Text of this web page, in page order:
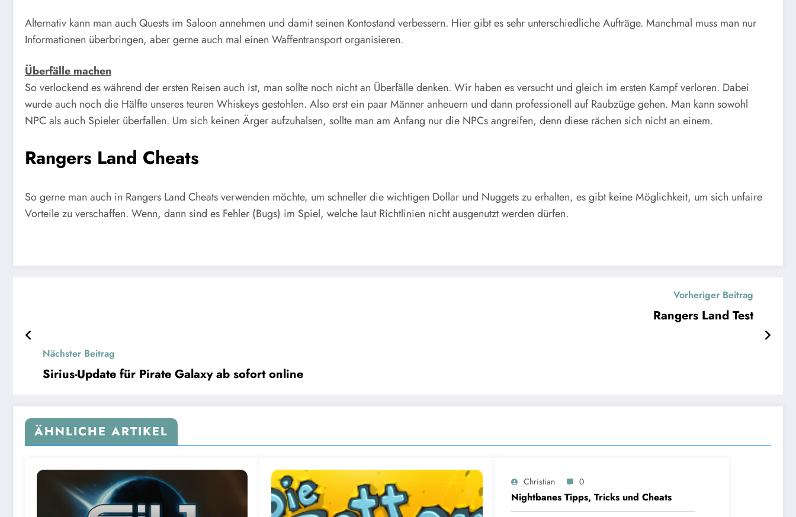
Alternativ kann man auch Quests im Saloon annehmen und damit seinen Kontostand verbessern. Hier gibt es sehr unterschiedliche Aufträge. Manchmal muss man nur
Informationen überbringen, aber gerne auch mal einen Waffentransport organisieren.
Überfälle machen
So verlockend es während der ersten Reisen auch ist, man sollte noch nicht an Überfälle denken. Wir haben es versucht und gleich im ersten Kampf verloren. Dabei
wurde auch noch die Hälfte unseres teuren Whiskeys gestohlen. Also erst ein paar Männer anheuern und dann professionell auf Raubzüge gehen. Man kann sowohl
NPC als auch Spieler überfallen. Um sich keinen Ärger aufzuhalsen, sollte man am Anfang nur die NPCs angreifen, denn diese rächen sich nicht an einem.
Rangers Land Cheats
So gerne man auch in Rangers Land Cheats verwenden möchte, um schneller die wichtigen Dollar und Nuggets zu erhalten, es gibt keine Möglichkeit, um sich unfaire
Vorteile zu verschaffen. Wenn, dann sind es Fehler (Bugs) im Spiel, welche laut Richtlinien nicht ausgenutzt werden dürfen.
Vorheriger Beitrag
Rangers Land Test
Nächster Beitrag
Sirius-Update für Pirate Galaxy ab sofort online
ÄHNLICHE ARTIKEL
Christian 0
Nightbanes Tipps, Tricks und Cheats